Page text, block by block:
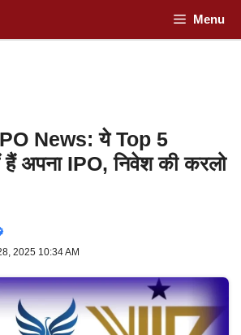
Menu
News: ये Top 5
हैं अपना IPO, निवेश की करलो
2025 10:34 AM